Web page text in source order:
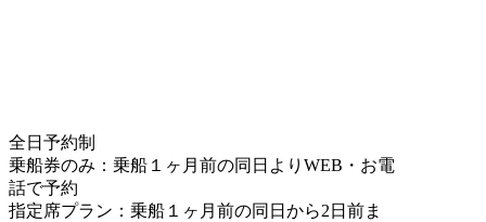
全日予約制
乗船券のみ：乗船１ヶ月前の同日よりWEB・お電
話で予約
指定席プラン：乗船１ヶ月前の同日から2日前ま